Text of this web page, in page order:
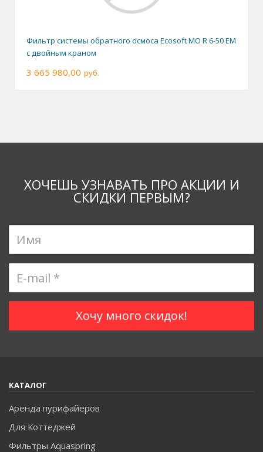
Фильтр системы обратного осмоса Ecosoft MO R 6-50 EM
с двойным краном
3 665 980,00 руб.
ХОЧЕШЬ УЗНАВАТЬ ПРО АКЦИИ И
СКИДКИ ПЕРВЫМ?
КАТАЛОГ
Аренда пурифайеров
Для Коттеджей
Фильтры Aquaspring